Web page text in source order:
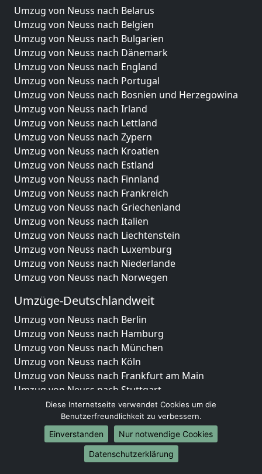
Umzug von Neuss nach Belarus
Umzug von Neuss nach Belgien
Umzug von Neuss nach Bulgarien
Umzug von Neuss nach Dänemark
Umzug von Neuss nach England
Umzug von Neuss nach Portugal
Umzug von Neuss nach Bosnien und Herzegowina
Umzug von Neuss nach Irland
Umzug von Neuss nach Lettland
Umzug von Neuss nach Zypern
Umzug von Neuss nach Kroatien
Umzug von Neuss nach Estland
Umzug von Neuss nach Finnland
Umzug von Neuss nach Frankreich
Umzug von Neuss nach Griechenland
Umzug von Neuss nach Italien
Umzug von Neuss nach Liechtenstein
Umzug von Neuss nach Luxemburg
Umzug von Neuss nach Niederlande
Umzug von Neuss nach Norwegen
Umzüge-Deutschlandweit
Umzug von Neuss nach Berlin
Umzug von Neuss nach Hamburg
Umzug von Neuss nach München
Umzug von Neuss nach Köln
Umzug von Neuss nach Frankfurt am Main
Umzug von Neuss nach Stuttgart
Umzug von Neuss nach Düsseldorf
Umzug von Neuss nach Leipzig
Umzug von Neuss nach Dortmund
Umzug von Neuss nach Essen
Umzug von Neuss nach Bremen
Diese Internetseite verwendet Cookies um die
Benutzerfreundlichkeit zu verbessern.
Einverstanden
Nur notwendige Cookies
Datenschutzerklärung